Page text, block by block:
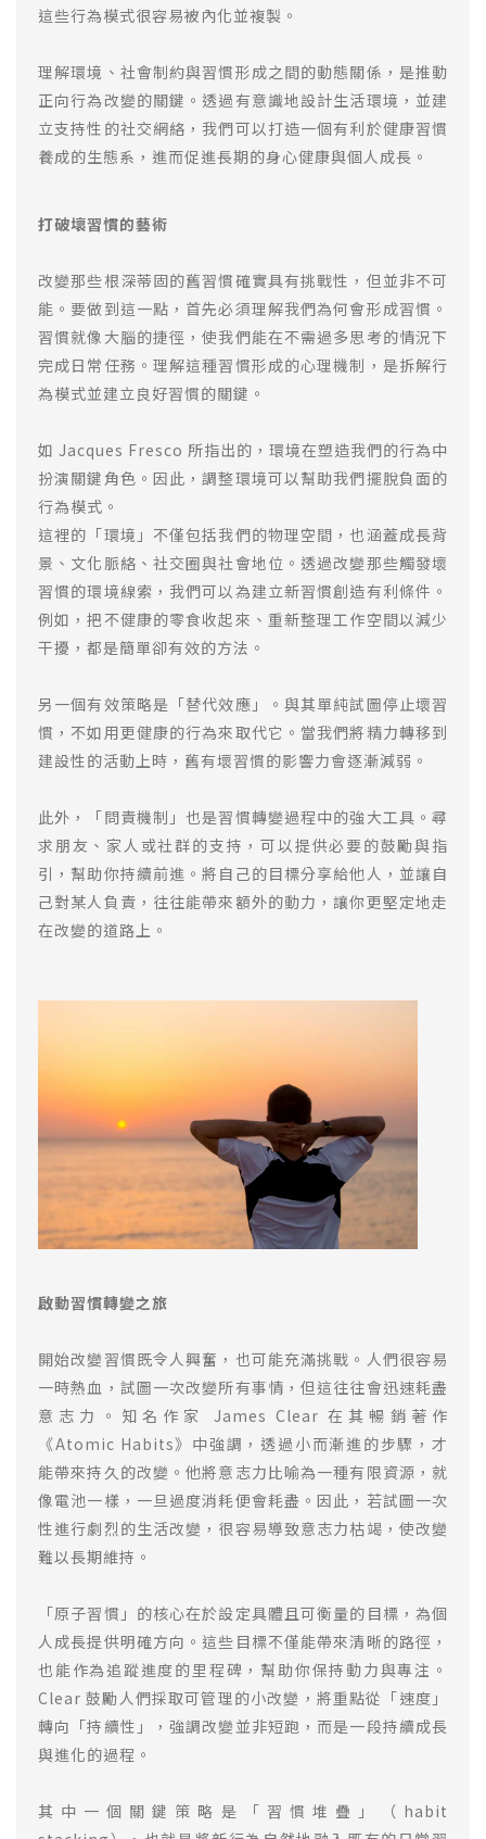
這些行為模式很容易被內化並複製。
理解環境、社會制約與習慣形成之間的動態關係，是推動
正向行為改變的關鍵。透過有意識地設計生活環境，並建
立支持性的社交網絡，我們可以打造一個有利於健康習慣
養成的生態系，進而促進長期的身心健康與個人成長。
打破壞習慣的藝術
改變那些根深蒂固的舊習慣確實具有挑戰性，但並非不可
能。要做到這一點，首先必須理解我們為何會形成習慣。
習慣就像大腦的捷徑，使我們能在不需過多思考的情況下
完成日常任務。理解這種習慣形成的心理機制，是拆解行
為模式並建立良好習慣的關鍵。
如 Jacques Fresco 所指出的，環境在塑造我們的行為中
扮演關鍵角色。因此，調整環境可以幫助我們擺脫負面的
行為模式。
這裡的「環境」不僅包括我們的物理空間，也涵蓋成長背
景、文化脈絡、社交圈與社會地位。透過改變那些觸發壞
習慣的環境線索，我們可以為建立新習慣創造有利條件。
例如，把不健康的零食收起來、重新整理工作空間以減少
干擾，都是簡單卻有效的方法。
另一個有效策略是「替代效應」。與其單純試圖停止壞習
慣，不如用更健康的行為來取代它。當我們將精力轉移到
建設性的活動上時，舊有壞習慣的影響力會逐漸減弱。
此外，「問責機制」也是習慣轉變過程中的強大工具。尋
求朋友、家人或社群的支持，可以提供必要的鼓勵與指
引，幫助你持續前進。將自己的目標分享給他人，並讓自
己對某人負責，往往能帶來額外的動力，讓你更堅定地走
在改變的道路上。
啟動習慣轉變之旅
開始改變習慣既令人興奮，也可能充滿挑戰。人們很容易
一時熱血，試圖一次改變所有事情，但這往往會迅速耗盡
意志力。知名作家 James Clear 在其暢銷著作
《Atomic Habits》中強調，透過小而漸進的步驟，才
能帶來持久的改變。他將意志力比喻為一種有限資源，就
像電池一樣，一旦過度消耗便會耗盡。因此，若試圖一次
性進行劇烈的生活改變，很容易導致意志力枯竭，使改變
難以長期維持。
「原子習慣」的核心在於設定具體且可衡量的目標，為個
人成長提供明確方向。這些目標不僅能帶來清晰的路徑，
也能作為追蹤進度的里程碑，幫助你保持動力與專注。
Clear 鼓勵人們採取可管理的小改變，將重點從「速度」
轉向「持續性」，強調改變並非短跑，而是一段持續成長
與進化的過程。
其中一個關鍵策略是「習慣堆疊」（habit